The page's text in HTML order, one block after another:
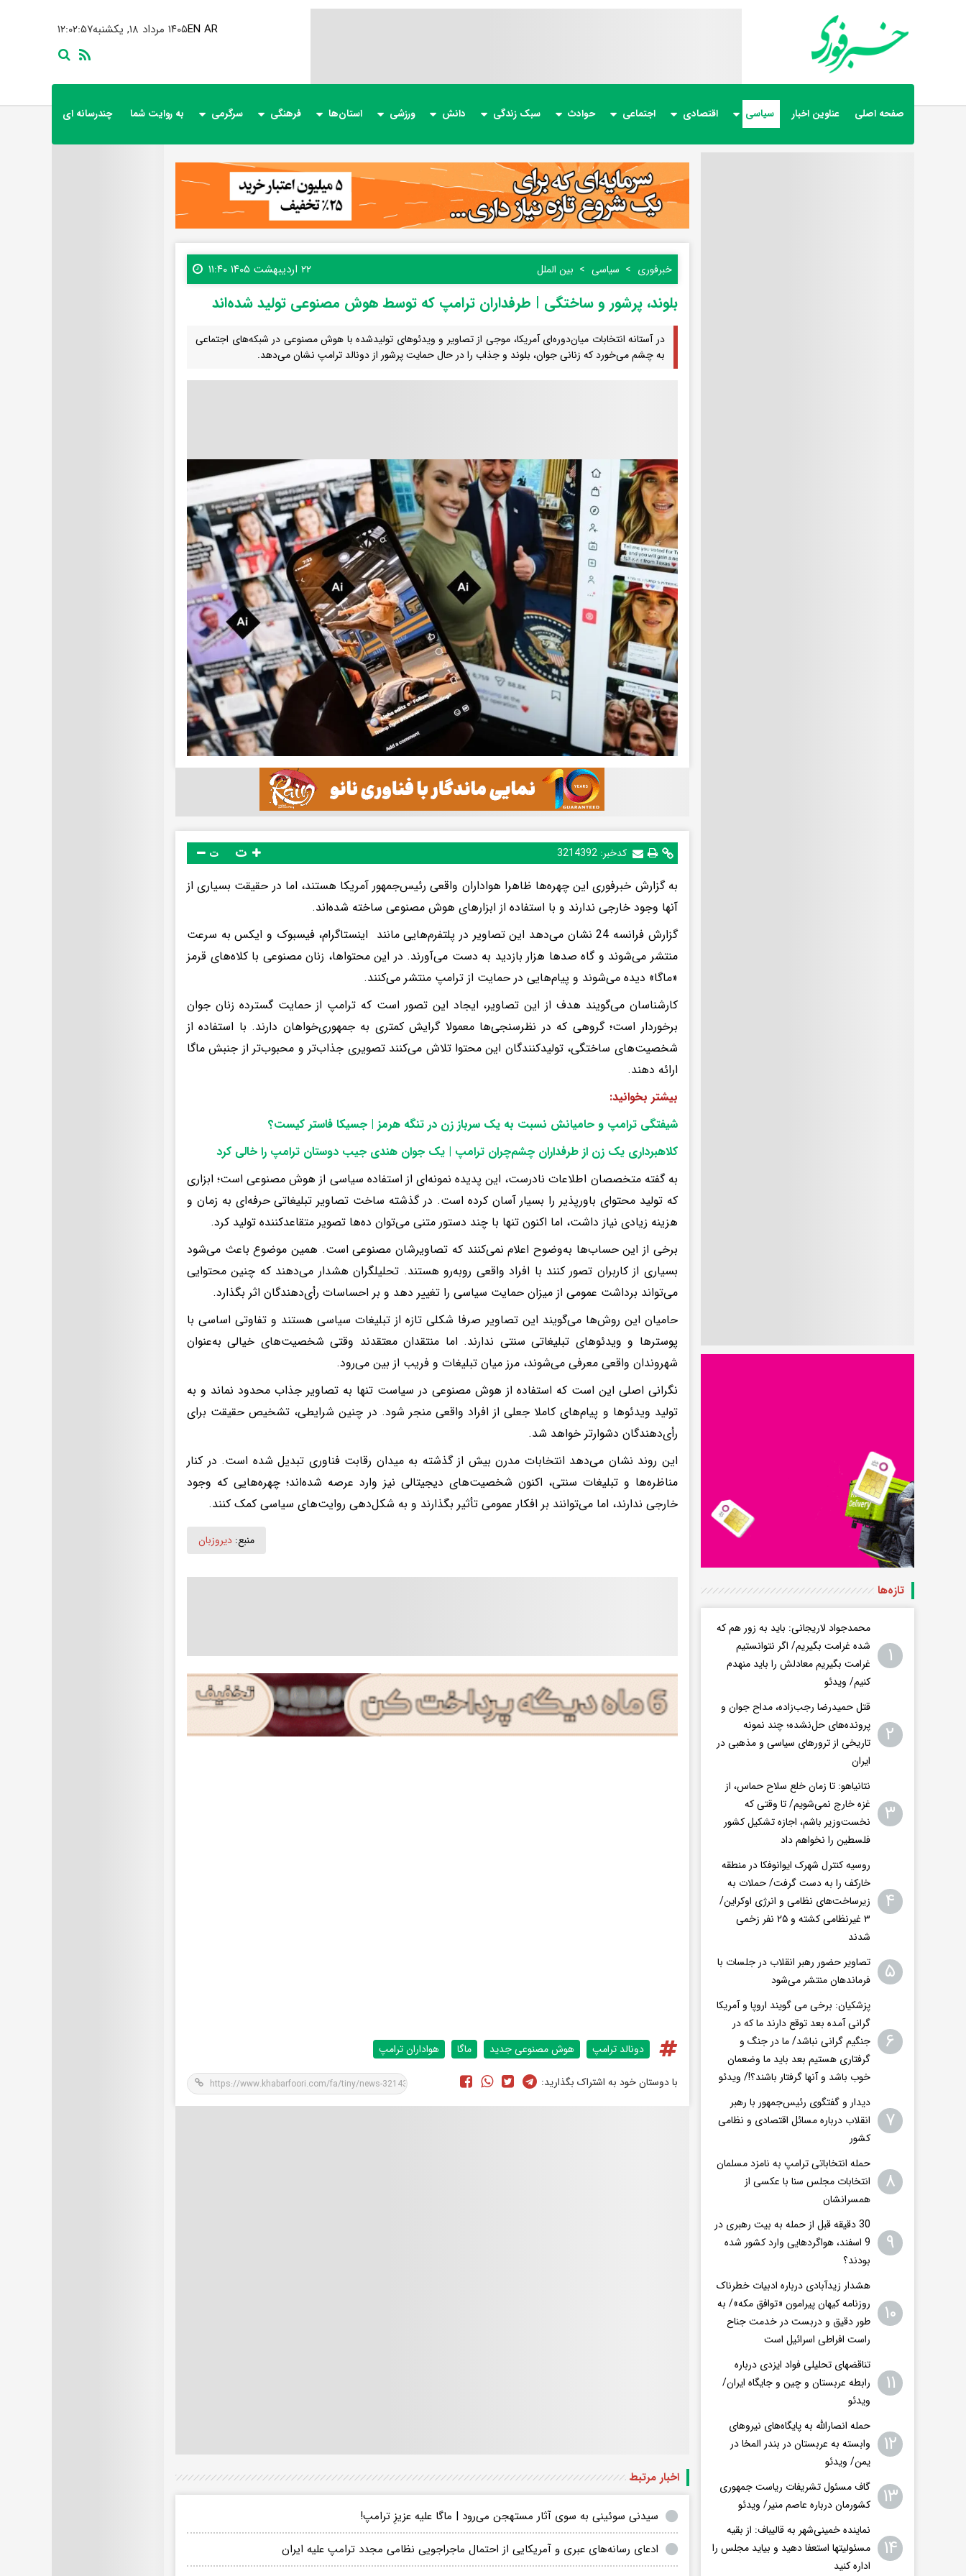
۱۲:۰۲:۵۸ ۱۴۰۵ مرداد ۱۸, یکشنبهEN AR
صفحه اصلی عناوین اخبار سیاسی اقتصادی اجتماعی حوادث سبک زندگی دانش ورزشی استان‌ها فرهنگی سرگرمی به روایت شما چندرسانه ای
خبرفوری سیاسی بین الملل ۲۲ اردیبهشت ۱۴۰۵ ۱۱:۴۰
بلوند، پرشور و ساختگی | طرفداران ترامپ که توسط هوش مصنوعی تولید شده‌اند
در آستانه انتخابات میان‌دوره‌ای آمریکا، موجی از تصاویر و ویدئوهای تولیدشده با هوش مصنوعی در شبکه‌های اجتماعی
به چشم می‌خورد که زنانی جوان، بلوند و جذاب را در حال حمایت پرشور از دونالد ترامپ نشان می‌دهد.
کدخبر:3214392 ت
به گزارش خبرفوری این چهره‌ها ظاهرا هواداران واقعی رئیس‌جمهور آمریکا هستند، اما در حقیقت بسیاری از
آنها وجود خارجی ندارند و با استفاده از ابزارهای هوش مصنوعی ساخته شده‌اند.
گزارش فرانسه 24 نشان می‌دهد این تصاویر در پلتفرم‌هایی مانند اینستاگرام، فیسبوک و ایکس به سرعت
منتشر می‌شوند و گاه صدها هزار بازدید به دست می‌آورند. در این محتواها، زنان مصنوعی با کلاه‌های قرمز
«ماگا» دیده می‌شوند و پیام‌هایی در حمایت از ترامپ منتشر می‌کنند.
کارشناسان می‌گویند هدف از این تصاویر، ایجاد این تصور است که ترامپ از حمایت گسترده زنان جوان
برخوردار است؛ گروهی که در نظرسنجی‌ها معمولا گرایش کمتری به جمهوری‌خواهان دارند. با استفاده از
شخصیت‌های ساختگی، تولیدکنندگان این محتوا تلاش می‌کنند تصویری جذاب‌تر و محبوب‌تر از جنبش ماگا
ارائه دهند.
بیشتر بخوانید:
شیفتگی ترامپ و حامیانش نسبت به یک سرباز زن در تنگه هرمز | جسیکا فاستر کیست؟
کلاهبرداری یک زن از طرفداران چشم‌چران ترامپ | یک جوان هندی جیب دوستان ترامپ را خالی کرد
به گفته متخصصان اطلاعات نادرست، این پدیده نمونه‌ای از استفاده سیاسی از هوش مصنوعی است؛ ابزاری
که تولید محتوای باورپذیر را بسیار آسان کرده است. در گذشته ساخت تصاویر تبلیغاتی حرفه‌ای به زمان و
هزینه زیادی نیاز داشت، اما اکنون تنها با چند دستور متنی می‌توان ده‌ها تصویر متقاعدکننده تولید کرد.
برخی از این حساب‌ها به‌وضوح اعلام نمی‌کنند که تصاویرشان مصنوعی است. همین موضوع باعث می‌شود
بسیاری از کاربران تصور کنند با افراد واقعی روبه‌رو هستند. تحلیلگران هشدار می‌دهند که چنین محتوایی
می‌تواند برداشت عمومی از میزان حمایت سیاسی را تغییر دهد و بر احساسات رأی‌دهندگان اثر بگذارد.
حامیان این روش‌ها می‌گویند این تصاویر صرفا شکلی تازه از تبلیغات سیاسی هستند و تفاوتی اساسی با
پوسترها و ویدئوهای تبلیغاتی سنتی ندارند. اما منتقدان معتقدند وقتی شخصیت‌های خیالی به‌عنوان
شهروندان واقعی معرفی می‌شوند، مرز میان تبلیغات و فریب از بین می‌رود.
نگرانی اصلی این است که استفاده از هوش مصنوعی در سیاست تنها به تصاویر جذاب محدود نماند و به
تولید ویدئوها و پیام‌های کاملا جعلی از افراد واقعی منجر شود. در چنین شرایطی، تشخیص حقیقت برای
رأی‌دهندگان دشوارتر خواهد شد.
این روند نشان می‌دهد انتخابات مدرن بیش از گذشته به میدان رقابت فناوری تبدیل شده است. در کنار
مناظره‌ها و تبلیغات سنتی، اکنون شخصیت‌های دیجیتالی نیز وارد عرصه شده‌اند؛ چهره‌هایی که وجود
خارجی ندارند، اما می‌توانند بر افکار عمومی تأثیر بگذارند و به شکل‌دهی روایت‌های سیاسی کمک کنند.
منبع: دیروزبان
دونالد ترامپ هوش مصنوعی جدید ماگا هواداران ترامپ
با دوستان خود به اشتراک بگذارید:
اخبار مرتبط
سیدنی سوئینی به سوی آثار مستهجن می‌رود | ماگا علیه عزیزِ ترامپ!
ادعای رسانه‌های عبری و آمریکایی از احتمال ماجراجویی نظامی مجدد ترامپ علیه ایران
تازه‌ها
۱
محمدجواد لاریجانی: باید به زور هم که
شده غرامت بگیریم/ اگر نتوانستیم
غرامت بگیریم معادلش را باید منهدم
کنیم/ ویدئو
۲
قتل حمیدرضا رجب‌زاده، مداح جوان و
پرونده‌های حل‌نشده؛ چند نمونه
تاریخی از ترورهای سیاسی و مذهبی در
ایران
۳
نتانیاهو: تا زمان خلع سلاح حماس، از
غزه خارج نمی‌شویم/ تا وقتی که
نخست‌وزیر باشم، اجازه تشکیل کشور
فلسطین را نخواهم داد
۴
روسیه کنترل شهرک ایوانوفکا در منطقه
خارکف را به دست گرفت/ حملات به
زیرساخت‌های نظامی و انرژی اوکراین/
۳ غیرنظامی کشته و ۲۵ نفر زخمی
شدند
۵
تصاویر حضور رهبر انقلاب در جلسات با
فرماندهان منتشر می‌شود
۶
پزشکیان: برخی می گویند اروپا و آمریکا
گرانی آمده بعد توقع دارند ما که در
جنگیم گرانی نباشد/ ما در جنگ و
گرفتاری هستیم بعد باید ما وضعمان
خوب باشد و آنها گرفتار باشند؟!/ ویدئو
۷
دیدار و گفتگوی رئیس‌جمهور با رهبر
انقلاب درباره مسائل اقتصادی و نظامی
کشور
۸
حمله انتخاباتی ترامپ به نامزد مسلمان
انتخابات مجلس سنا با عکسی از
همسرانشان
۹
30 دقیقه قبل از حمله به بیت رهبری در
9 اسفند، هواگردهایی وارد کشور شده
بودند؟
۱۰
هشدار زیدآبادی درباره ادبیات خطرناک
روزنامه کیهان پیرامون «توافق مکه»/ به
طور دقیق و دربست در خدمت جناح
راست افراطی اسرائیل است
۱۱
تناقضهای تحلیلی فواد ایزدی درباره
رابطه عربستان و چین و جایگاه ایران/
ویدئو
۱۲
حمله انصارالله به پایگاه‌های نیروهای
وابسته به عربستان در بندر المخا در
یمن/ ویدئو
۱۳
گاف مسئول تشریفات ریاست جمهوری
کشورمان درباره عاصم منیر/ ویدئو
۱۴
نماینده خمینی‌شهر به قالیباف: از بقیه
مسئولیتها استعفا دهید و بیاید مجلس را
اداره کنید